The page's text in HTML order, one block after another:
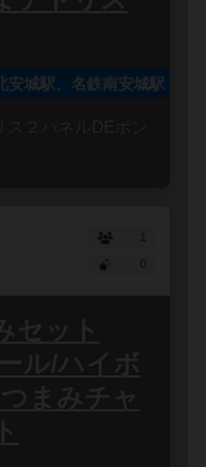
安城駅、名鉄南安城駅
２パネルDEポン
1
セット
ル/ハイボ
まみチャ